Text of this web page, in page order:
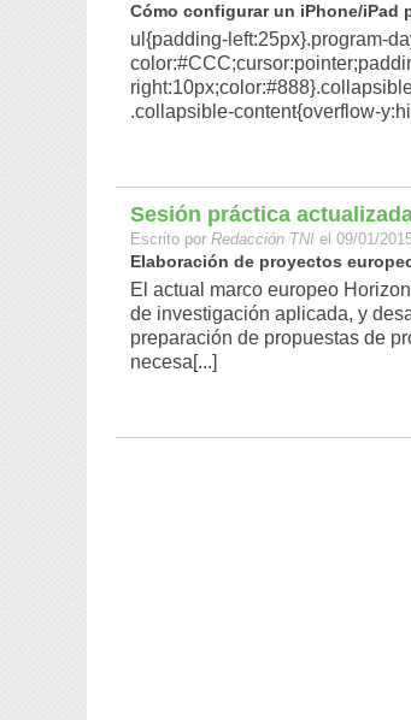
Cómo configurar un iPhone/iPad
ul{padding-left:25px}.program-
.collapsible-content{overflow-
Sesión práctica
Escrito por Redacción TNI el 09/01/
Elaboración de proyectos
El actual marco europeo
de investigación aplicada, y
preparación de propuestas de
necesa[...]